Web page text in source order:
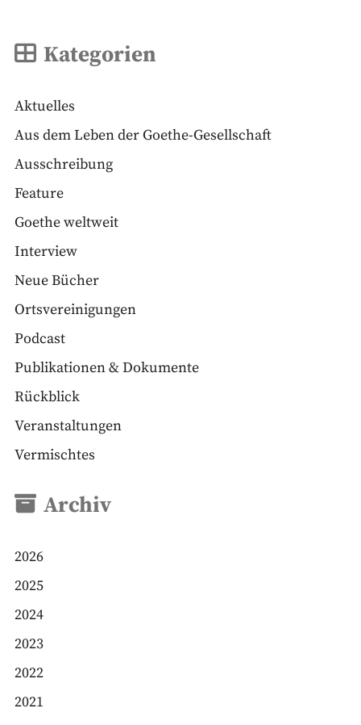
Kategorien
Aktuelles
Aus dem Leben der Goethe-Gesellschaft
Ausschreibung
Feature
Goethe weltweit
Interview
Neue Bücher
Ortsvereinigungen
Podcast
Publikationen & Dokumente
Rückblick
Veranstaltungen
Vermischtes
Archiv
2026
2025
2024
2023
2022
2021